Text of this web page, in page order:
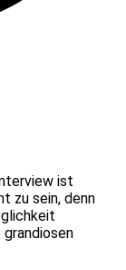
ist
zu sein, denn